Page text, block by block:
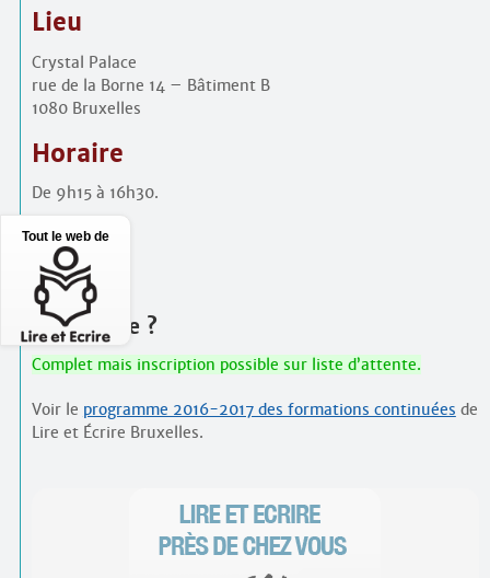
Lieu
Crystal Palace
rue de la Borne 14 – Bâtiment B
1080 Bruxelles
Horaire
De 9h15 à 16h30.
PAF
30 €
S’inscrire ?
Complet mais inscription possible sur liste d’attente.
Voir le programme 2016-2017 des formations continuées de
Lire et Écrire Bruxelles.
Tout le web de